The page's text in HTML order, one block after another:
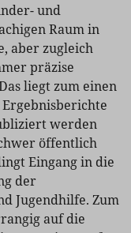
und
Raum in
aber zugleich
präzise
liegt zum einen
werden
öffentlich
Eingang in die
der
Jugendhilfe. Zum
auf die